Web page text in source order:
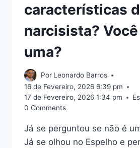
características
narcisista?
uma?
Por Leonardo Barros
16 de Fevereiro, 2026 6:39 pm
17 de Fevereiro, 2026 1:34 pm
0 Comments
Já se perguntou se não é
Já se olhou no Espelho e